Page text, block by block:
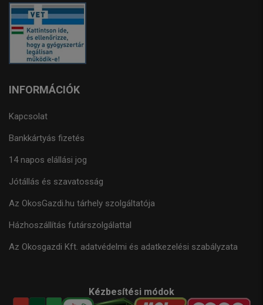
INFORMÁCIÓK
Kapcsolat
Bankkártyás fizetés
14 napos elállási jog
Jótállás és szavatosság
Az OkosGazdi.hu tárhely szolgáltatója
Házhoszállítás futárszolgálattal
Az Okosgazdi Kft. adatvédelmi és adatkezelési szabályzata
Kézbesítési módok